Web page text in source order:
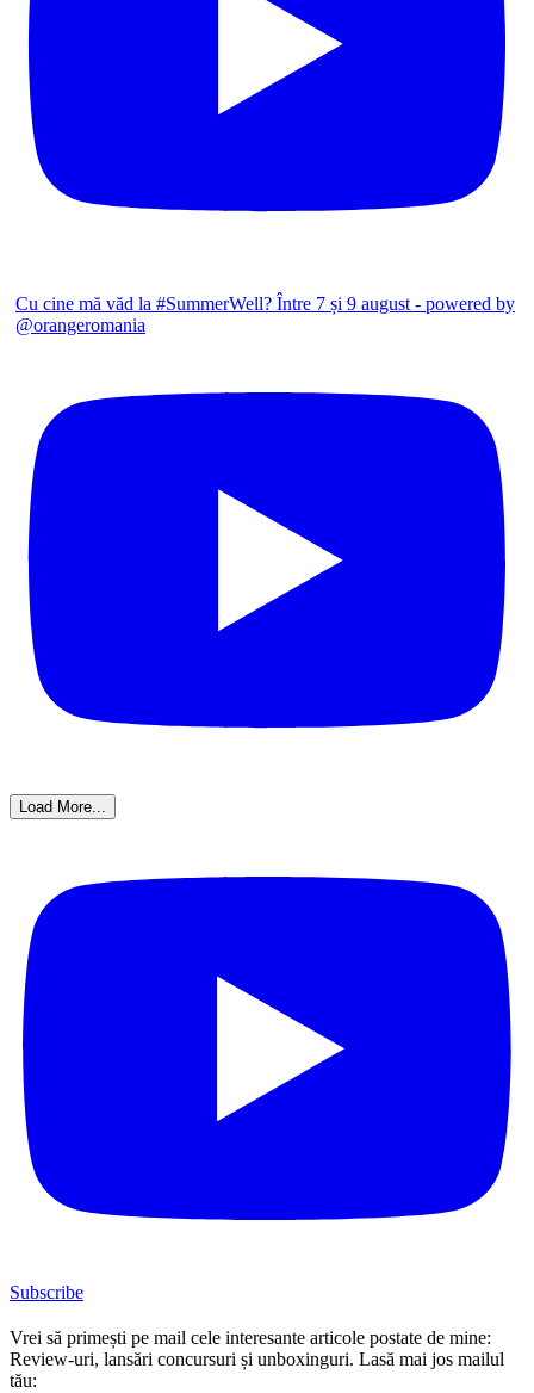
Cu cine mă văd la #SummerWell? Între 7 și 9 august - powered by
@orangeromania
Load More...
Subscribe
Vrei să primești pe mail cele interesante articole postate de mine:
Review-uri, lansări concursuri și unboxinguri. Lasă mai jos mailul
tău: